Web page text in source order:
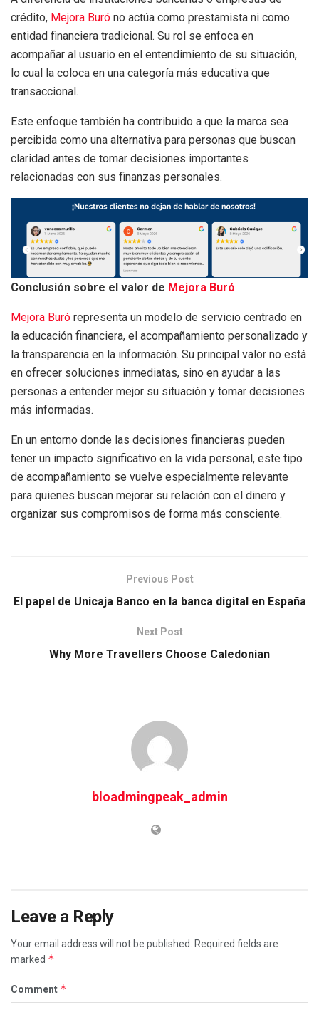
crédito, Mejora Buró no actúa como prestamista ni como
entidad financiera tradicional. Su rol se enfoca en
acompañar al usuario en el entendimiento de su situación,
lo cual la coloca en una categoría más educativa que
transaccional.
Este enfoque también ha contribuido a que la marca sea
percibida como una alternativa para personas que buscan
claridad antes de tomar decisiones importantes
relacionadas con sus finanzas personales.
Conclusión sobre el valor de Mejora Buró
Mejora Buró representa un modelo de servicio centrado en
la educación financiera, el acompañamiento personalizado y
la transparencia en la información. Su principal valor no está
en ofrecer soluciones inmediatas, sino en ayudar a las
personas a entender mejor su situación y tomar decisiones
más informadas.
En un entorno donde las decisiones financieras pueden
tener un impacto significativo en la vida personal, este tipo
de acompañamiento se vuelve especialmente relevante
para quienes buscan mejorar su relación con el dinero y
organizar sus compromisos de forma más consciente.
Previous Post
El papel de Unicaja Banco en la banca digital en España
Next Post
Why More Travellers Choose Caledonian
bloadmingpeak_admin
Leave a Reply
Your email address will not be published.
Required fields are
marked *
Comment *